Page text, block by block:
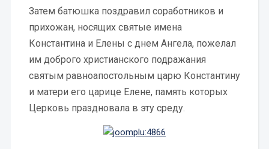
Затем батюшка поздравил соработников и
прихожан, носящих святые имена
Константина и Елены с днем Ангела, пожелал
им доброго христианского подражания
святым равноапостольным царю Константину
и матери его царице Елене, память которых
Церковь праздновала в эту среду.